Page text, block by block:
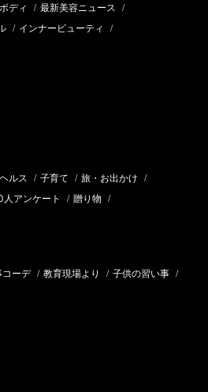
ボディ / 最新美容ニュース /
/ インナービューティ /
ヘルス / 子育て / 旅・お出かけ /
人アンケート / 贈り物 /
コーデ / 教育現場より / 子供の習い事 /